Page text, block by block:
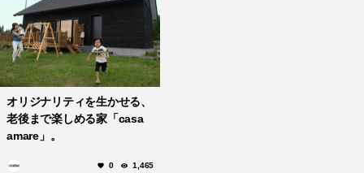
オリジナリティを生かせる、
老後まで楽しめる家「casa
amare」。
0 1,465